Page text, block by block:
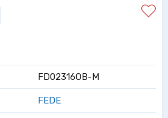
FD02316OB-M
FEDE